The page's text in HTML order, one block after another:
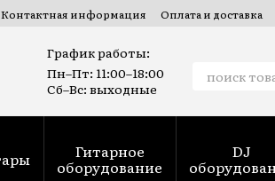
Контактная информация Оплата и доставка
График работы:
Пн–Пт: 11:00–18:00
Сб–Вс: выходные
Гитарное
оборудование
DJ